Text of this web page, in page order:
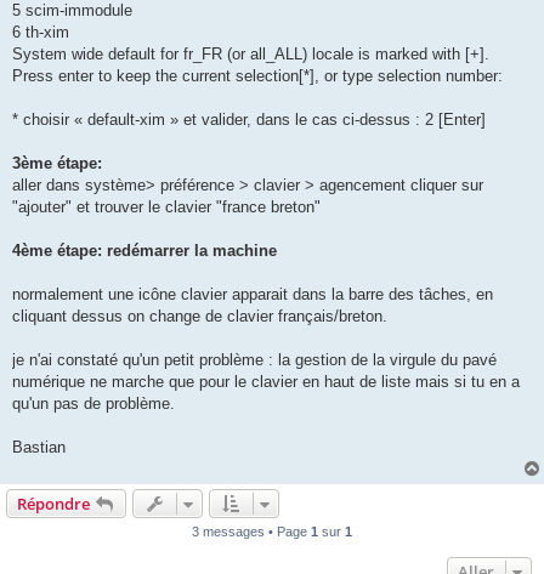
5 scim-immodule
6 th-xim
System wide default for fr_FR (or all_ALL) locale is marked with [+].
Press enter to keep the current selection[*], or type selection number:
* choisir « default-xim » et valider, dans le cas ci-dessus : 2 [Enter]
3ème étape:
aller dans système> préférence > clavier > agencement cliquer sur
"ajouter" et trouver le clavier "france breton"
4ème étape: redémarrer la machine
normalement une icône clavier apparait dans la barre des tâches, en
cliquant dessus on change de clavier français/breton.
je n'ai constaté qu'un petit problème : la gestion de la virgule du pavé
numérique ne marche que pour le clavier en haut de liste mais si tu en a
qu'un pas de problème.
Bastian
Répondre
3 messages • Page 1 sur 1